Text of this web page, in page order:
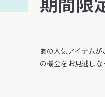
期間限
あの人気アイテム
の機会をお見逃しな